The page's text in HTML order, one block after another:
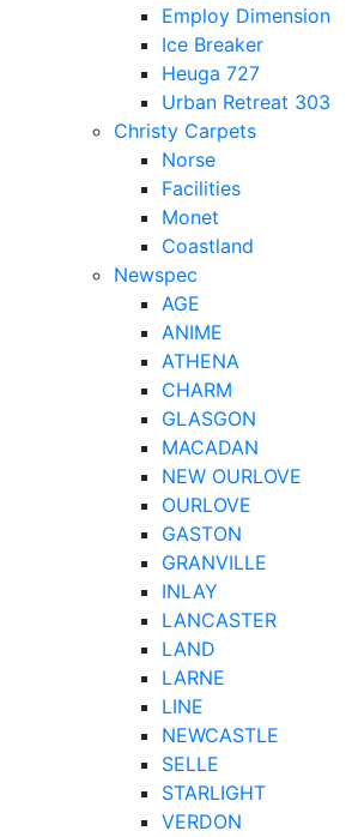
Employ Dimension
Ice Breaker
Heuga 727
Urban Retreat 303
Christy Carpets
Norse
Facilities
Monet
Coastland
Newspec
AGE
ANIME
ATHENA
CHARM
GLASGON
MACADAN
NEW OURLOVE
OURLOVE
GASTON
GRANVILLE
INLAY
LANCASTER
LAND
LARNE
LINE
NEWCASTLE
SELLE
STARLIGHT
VERDON